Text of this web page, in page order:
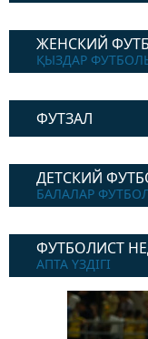
ЖЕНСКИЙ
ҚЫЗДАР
ФУТЗАЛ
ДЕТСКИЙ
БАЛАЛАР
ФУТБОЛИСТ
АПТА ҮЗДІГІ